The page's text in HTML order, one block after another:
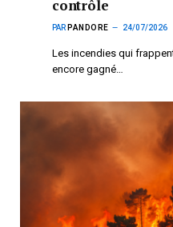
contrôle
PAR PANDORE 24/07/2026
Les incendies qui
encore gagné…